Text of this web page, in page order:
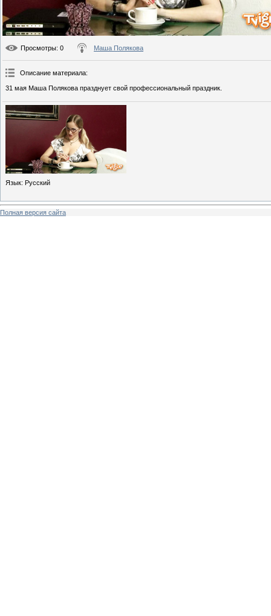
Просмотры: 0 Маша Полякова
Описание материала:
31 мая Маша Полякова празднует свой профессиональный праздник.
Язык: Русский
Полная версия сайта